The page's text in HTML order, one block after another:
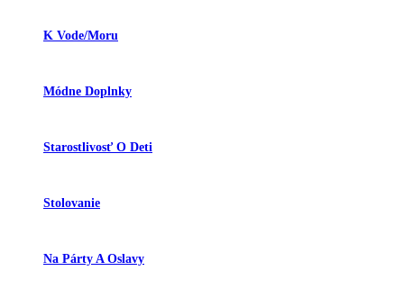
K Vode/moru
Módne Doplnky
Starostlivosť O Deti
Stolovanie
Na Párty A Oslavy